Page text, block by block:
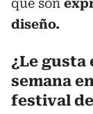
que son
diseño.
¿Le gusta
semana
festival